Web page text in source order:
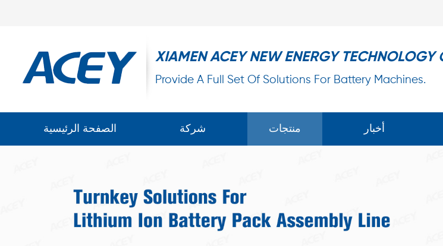
XIAMEN ACEY NEW ENERGY TECHNOLOGY
Provide A Full Set Of Solutions For Battery Machines.
الصفحة الرئيسية شركة منتجات أخبار